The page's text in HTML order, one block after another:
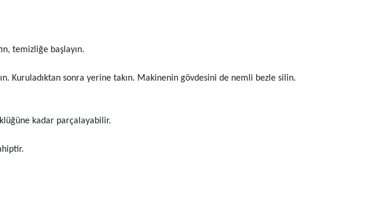
temizliğe başlayın.
Kuruladıktan sonra yerine takın. Makinenin gövdesini de nemli bezle silin.
kadar parçalayabilir.